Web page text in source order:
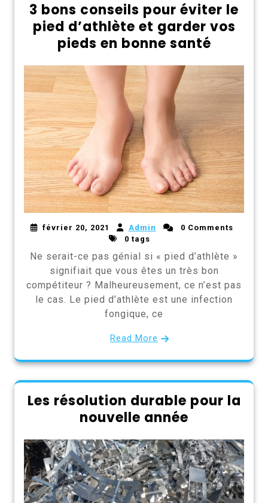
3 bons conseils pour éviter le
pied d’athlète et garder vos
pieds en bonne santé
février 20, 2021 Admin
0 Comments
0 tags
Ne serait-ce pas génial si « pied d’athlète »
signifiait que vous êtes un très bon
compétiteur ? Malheureusement, ce n’est pas
le cas. Le pied d’athlète est une infection
fongique, ce
Read More
Les résolution durable pour la
nouvelle année